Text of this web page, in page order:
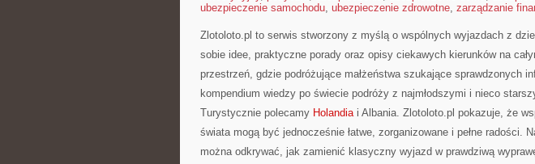
ubezpieczenie samochodu, ubezpieczenie zdrowotne, zarządzanie
Zlotoloto.pl to serwis stworzony z myślą o wspólnych wyjazdach z
sobie idee, praktyczne porady oraz opisy ciekawych kierunków na
przestrzeń, gdzie podróżujące małżeństwa szukające sprawdzonych
kompendium wiedzy po świecie podróży z najmłodszymi i nieco
Turystycznie polecamy Holandiai Albania. Zlotoloto.pl pokazuje, że
świata mogą być jednocześnie łatwe, zorganizowane i pełne radości.
można odkrywać, jak zamienić klasyczny wyjazd w prawdziwą